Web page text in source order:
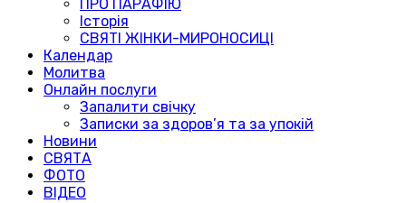
ПРО ПАРАФІЮ
Історія
СВЯТІ ЖІНКИ-МИРОНОСИЦІ
Календар
Молитва
Онлайн послуги
Запалити свічку
Записки за здоров’я та за упокій
Новини
СВЯТА
ФОТО
ВІДЕО